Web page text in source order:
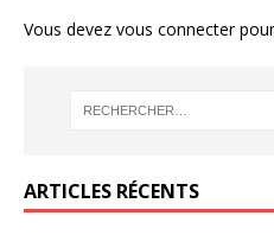
Vous devez vous connecter
ARTICLES RÉCENTS